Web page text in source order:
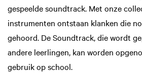
gespeelde soundtrack. Met onze
instrumenten ontstaan klanken die
gehoord. De Soundtrack, die wordt
andere leerlingen, kan worden
gebruik op school.